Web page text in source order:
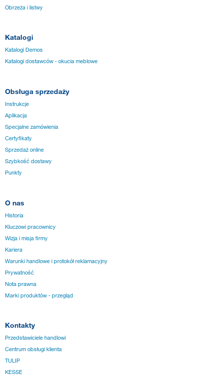
Obrzeża i listwy
Katalogi
Katalogi Demos
Katalogi dostawców - okucia meblowe
Obsługa sprzedaży
Instrukcje
Aplikacja
Specjalne zamówienia
Certyfikaty
Sprzedaż online
Szybkość dostawy
Punkty
O nas
Historia
Kluczowi pracownicy
Wizja i misja firmy
Kariera
Warunki handlowe i protokół reklamacyjny
Prywatność
Nota prawna
Marki produktów - przegląd
Kontakty
Przedstawiciele handlowi
Centrum obsługi klienta
TULIP
KESSE